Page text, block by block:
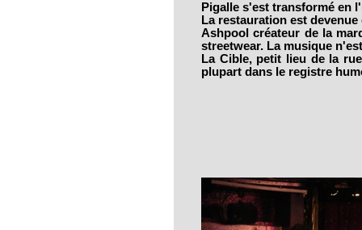
Pigalle s'est transformé en
La restauration est
Ashpool créateur de la
streetwear. La musique
La Cible, petit lieu de la
plupart dans le registre